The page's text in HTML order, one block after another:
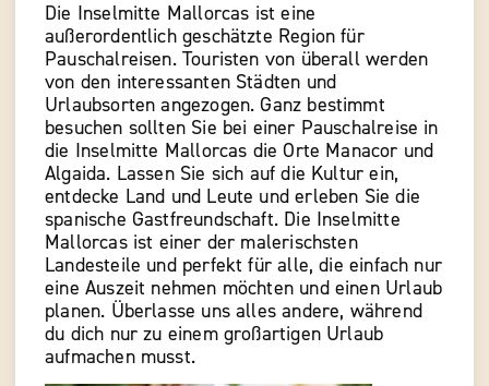
Die Inselmitte Mallorcas ist eine
außerordentlich geschätzte Region für
Pauschalreisen. Touristen von überall werden
von den interessanten Städten und
Urlaubsorten angezogen. Ganz bestimmt
besuchen sollten Sie bei einer Pauschalreise in
die Inselmitte Mallorcas die Orte Manacor und
Algaida. Lassen Sie sich auf die Kultur ein,
entdecke Land und Leute und erleben Sie die
spanische Gastfreundschaft. Die Inselmitte
Mallorcas ist einer der malerischsten
Landesteile und perfekt für alle, die einfach nur
eine Auszeit nehmen möchten und einen Urlaub
planen. Überlasse uns alles andere, während
du dich nur zu einem großartigen Urlaub
aufmachen musst.